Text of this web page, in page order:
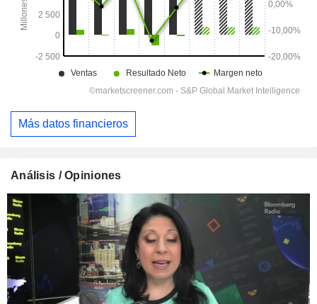
Más datos financieros
Análisis / Opiniones